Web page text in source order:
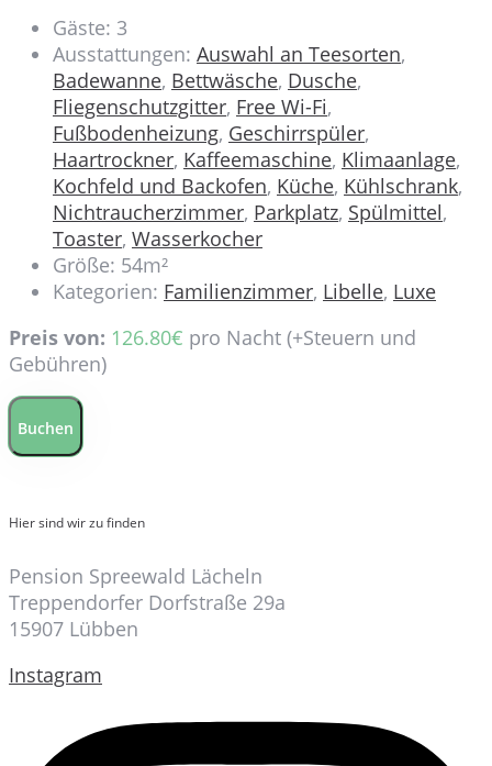
Gäste: 3
Ausstattungen: Auswahl an Teesorten,
Badewanne, Bettwäsche, Dusche,
Fliegenschutzgitter, Free Wi-Fi,
Fußbodenheizung, Geschirrspüler,
Haartrockner, Kaffeemaschine, Klimaanlage,
Kochfeld und Backofen, Küche, Kühlschrank,
Nichtraucherzimmer, Parkplatz, Spülmittel,
Toaster, Wasserkocher
Größe: 54m²
Kategorien: Familienzimmer, Libelle, Luxe
Preis von: 126.80€ pro Nacht (+Steuern und
Gebühren)
Buchen
Hier sind wir zu finden
Pension Spreewald Lächeln
Treppendorfer Dorfstraße 29a
15907 Lübben
Instagram